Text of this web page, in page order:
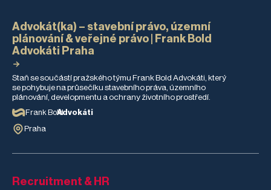
Advokát(ka) – stavební právo, územní
plánování & veřejné právo | Frank Bold
Advokáti Praha
Frank BoldAdvokáti
Praha
Staň se součástí pražského týmu Frank Bold Advokáti, který
se pohybuje na průsečíku stavebního práva, územního
plánování, developmentu a ochrany životního prostředí.
Recruitment & HR